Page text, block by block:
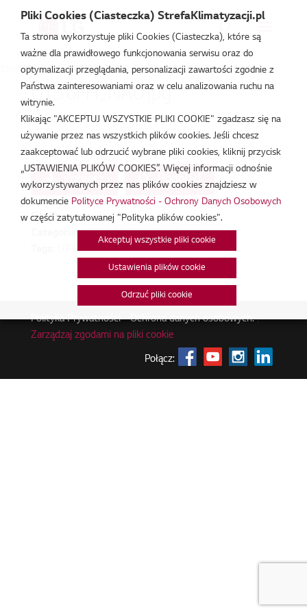
Strefa Klimatyzacji /FOTO PRODUKTOWE/UT36FH_NA0.jpg
UT36FH_NA0.jpg
lut 18, 2026
Pobierz Podgląd
File Type:jpg
Categories:FOTO PRODUKTOWE
UT36FH.NA0
Polityka Prywatności - Ochrona danych osobowych.|
Zarządzaj zgodami na pliki cookie
Połącz:
Pliki Cookies (Ciasteczka) StrefaKlimatyzacji.pl
Ta strona wykorzystuje pliki Cookies (Ciasteczka), które są
ważne dla prawidłowego funkcjonowania serwisu oraz do
optymalizacji przeglądania, personalizacji zawartości zgodnie z
Państwa zainteresowaniami oraz w celu analizowania ruchu na
witrynie.
Klikając "AKCEPTUJ WSZYSTKIE PLIKI COOKIE" zgadzasz się na
używanie przez nas wszystkich plików cookies. Jeśli chcesz
zaakceptować lub odrzucić wybrane pliki cookies, kliknij przycisk
„USTAWIENIA PLIKÓW COOKIES”. Więcej informacji odnośnie
wykorzystywanych przez nas plików cookies znajdziesz w
dokumencie Polityce Prywatności - Ochrony Danych Osobowych
w części zatytułowanej "Polityka plików cookies".
Akceptuj wszystkie pliki cookie
Ustawienia plików cookie
Odrzuć pliki cookie